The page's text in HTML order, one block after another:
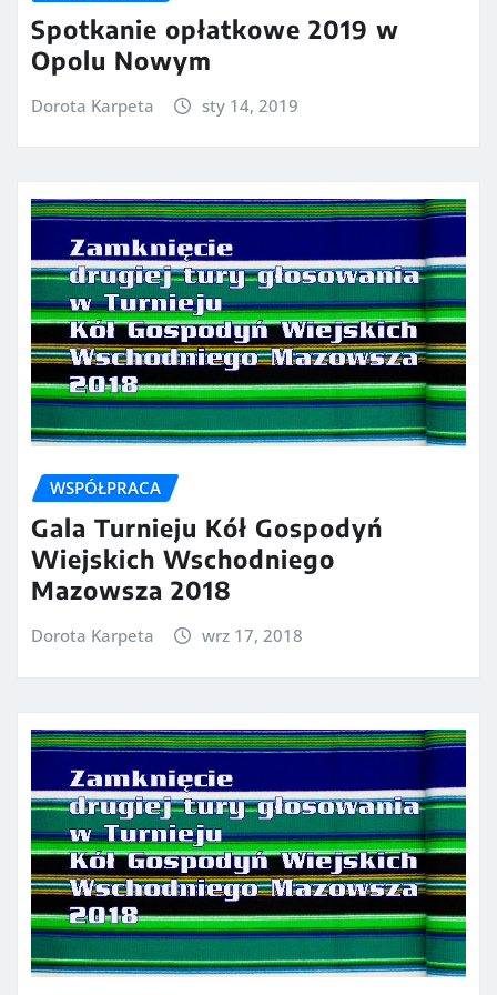
Spotkanie opłatkowe 2019 w
Opolu Nowym
Dorota Karpeta sty 14, 2019
WSPÓŁPRACA
Gala Turnieju Kół Gospodyń
Wiejskich Wschodniego
Mazowsza 2018
Dorota Karpeta wrz 17, 2018